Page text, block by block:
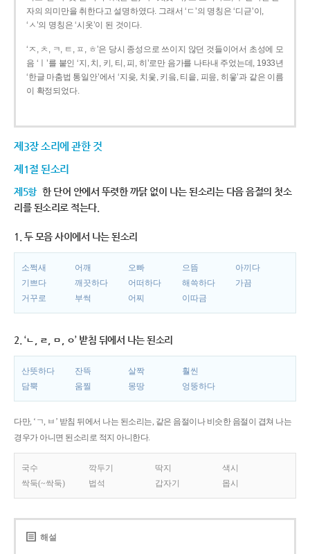
자의 의미만을 취한다고 설명하였다. 그래서 ‘ㄷ’의 명칭은 ‘디귿’이,
‘ㅅ’의 명칭은 ‘시옷’이 된 것이다.
‘ㅈ, ㅊ, ㅋ, ㅌ, ㅍ, ㅎ’은 당시 종성으로 쓰이지 않던 것들이어서 초성에 모
음 ‘ㅣ’를 붙인 ‘지, 치, 키, 티, 피, 히’로만 음가를 나타내 주었는데, 1933년
‘한글 마춤법 통일안’에서 ‘지읒, 치읓, 키읔, 티읕, 피읖, 히읗’과 같은 이름
이 확정되었다.
제3장 소리에 관한 것
제1절 된소리
제5항 한 단어 안에서 뚜렷한 까닭 없이 나는 된소리는 다음 음절의 첫소
리를 된소리로 적는다.
1. 두 모음 사이에서 나는 된소리
소쩍새 어깨 오빠 으뜸
아끼다
기쁘다
깨끗하다 어떠하다 해쓱하다
가끔
거꾸로
부썩 어찌 이따금
2. ‘ㄴ, ㄹ, ㅁ, ㅇ’ 받침 뒤에서 나는 된소리
산뜻하다 잔뜩 살짝
훨씬
담뿍
움찔 몽땅 엉뚱하다
다만, ‘ㄱ, ㅂ’ 받침 뒤에서 나는 된소리는, 같은 음절이나 비슷한 음절이 겹쳐 나는
경우가 아니면 된소리로 적지 아니한다.
국수 깍두기 딱지
색시
싹둑(~싹둑)
법석 갑자기 몹시
해설